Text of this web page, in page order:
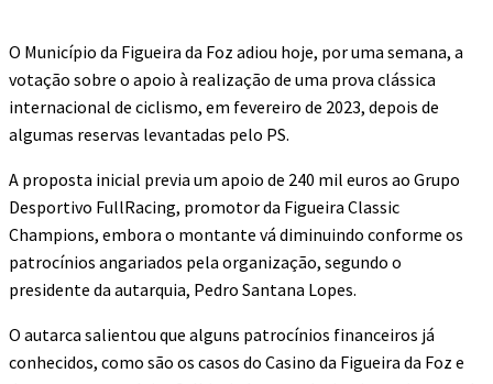
O Município da Figueira da Foz adiou hoje, por uma semana, a
votação sobre o apoio à realização de uma prova clássica
internacional de ciclismo, em fevereiro de 2023, depois de
algumas reservas levantadas pelo PS.
A proposta inicial previa um apoio de 240 mil euros ao Grupo
Desportivo FullRacing, promotor da Figueira Classic
Champions, embora o montante vá diminuindo conforme os
patrocínios angariados pela organização, segundo o
presidente da autarquia, Pedro Santana Lopes.
O autarca salientou que alguns patrocínios financeiros já
conhecidos, como são os casos do Casino da Figueira da Foz e